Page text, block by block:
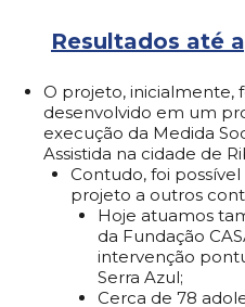
Resultados até
O projeto, inicialmente,
desenvolvido em um
execução da Medida
Assistida na cidade de
Contudo, foi
projeto a outros
Hoje atuamos
da Fundação
intervenção
Serra Azul;
Cerca de 78